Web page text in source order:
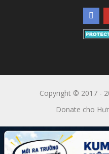
Copyright © 2017 -
Donate cho